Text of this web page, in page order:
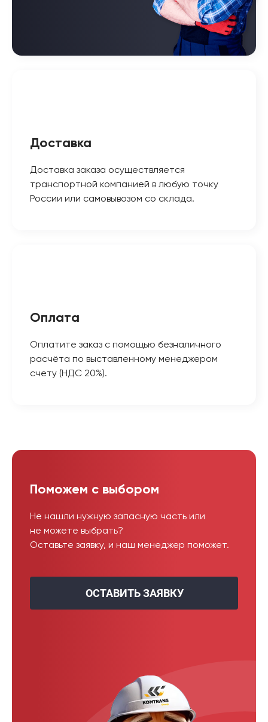
Доставка
Доставка заказа осуществляется
транспортной компанией в любую точку
России или самовывозом со склада.
Оплата
Оплатите заказ с помощью безналичного
расчёта по выставленному менеджером
счету (НДС 20%).
Поможем с выбором
Не нашли нужную запасную часть или
не можете выбрать?
Оставьте заявку, и наш менеджер поможет.
ОСТАВИТЬ ЗАЯВКУ